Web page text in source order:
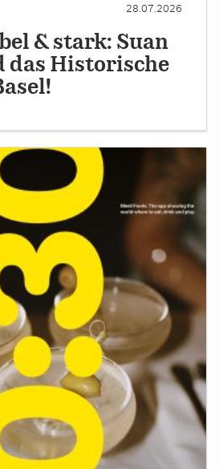
28.07.2026
& stark: Suan
das Historische